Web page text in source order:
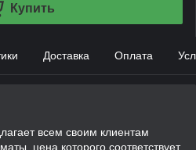
Купить
Доставка Оплата
всем своим клиентам
цена которого соответствует